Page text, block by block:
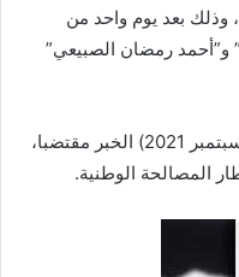
وذلك بعد يوم واحد من
و”أحمد رمضان الصبيعي”
وأورد المكتب الإعلامي له الثلاثاء (07 سبتمبر 2021) الخبر مقتضبا،
المصالحة الوطنية.